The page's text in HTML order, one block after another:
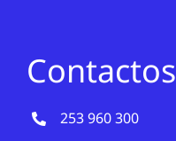
Contactos
253 960 300